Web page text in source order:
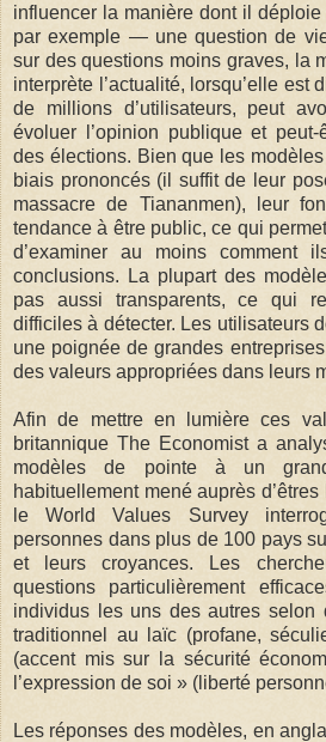
influencer la manière dont il
par exemple — une question de
sur des questions moins graves, la
interprète l’actualité, lorsqu’elle est
de millions d’utilisateurs, peut
évoluer l’opinion publique et peut-
des élections. Bien que les
biais prononcés (il suffit de leur
massacre de Tiananmen), leur
tendance à être public, ce qui
d’examiner au moins comment
conclusions. La plupart des
pas aussi transparents, ce qui
difficiles à détecter. Les utilisateurs
une poignée de grandes
des valeurs appropriées dans leurs
Afin de mettre en lumière ces
britannique The Economist a
modèles de pointe à un
habituellement mené auprès
le World Values Survey
personnes dans plus de 100 pays
et leurs croyances. Les
questions particulièrement
individus les uns des autres selon
traditionnel au laïc (profane,
(accent mis sur la sécurité
l’expression de soi » (liberté
Les réponses des modèles, en